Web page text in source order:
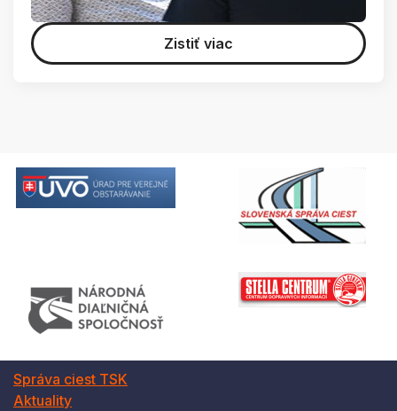
Zistiť viac
Správa ciest TSK
Aktuality